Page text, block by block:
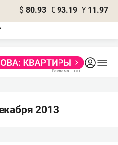
$ 80.93 € 93.19 ¥ 11.97
2013